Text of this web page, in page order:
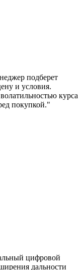
подберет
и условия.
курса
покупкой."
цифровой
дальности